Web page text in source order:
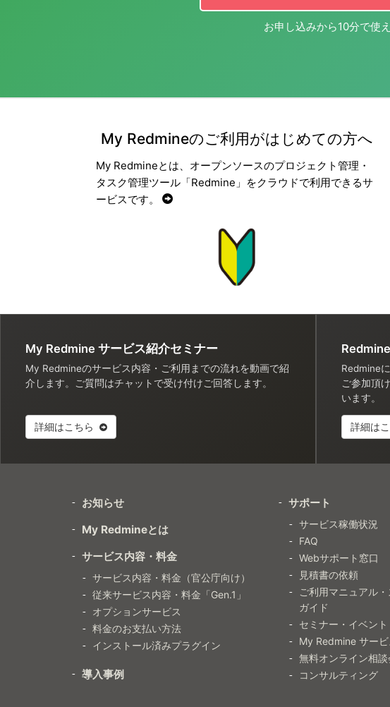
お申し込みから10分で使
My Redmineのご利用がはじめての方へ
My Redmineとは、オープンソースのプロジェクト管理・
タスク管理ツール「Redmine」をクラウドで利用できるサ
ービスです。
My Redmine サービス紹介セミナー
My Redmineのサービス内容・ご利用までの流れを動画で紹
介します。ご質問はチャットで受け付けご回答します。
詳細はこちら
Redmine
ご参加頂
います。
詳細は
お知らせ
My Redmineとは
サービス内容・料金
サービス内容・料金（官公庁向け）
従来サービス内容・料金「Gen.1」
オプションサービス
料金のお支払い方法
インストール済みプラグイン
導入事例
サポート
サービス稼働状況
FAQ
Webサポート窓口
見積書の依頼
ご利用マニュアル
ガイド
セミナー・イベント
My Redmine サー
無料オンライン相談
コンサルティング